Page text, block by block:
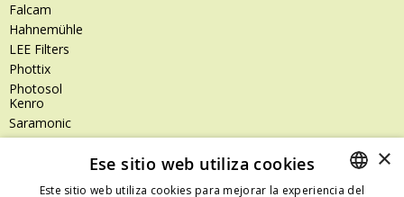
Falcam
Hahnemühle
LEE Filters
Phottix
Photosol
Kenro
Saramonic
Shimoda
SanDisk Professional
×
Ese sitio web utiliza cookies
Este sitio web utiliza cookies para mejorar la experiencia del